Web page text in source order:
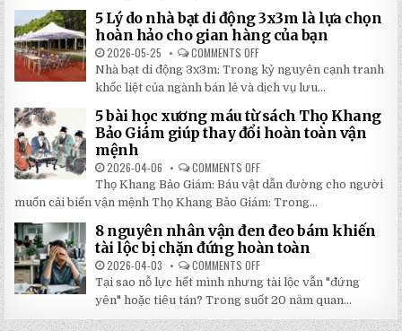
RẺ
TẠI
NHẬT
ĐÔNG
SINH
100
TRANG
MỚI
2026:
GIẢM
GIÁ
SỐ
TẬN
GỐC
TẠI
NHẬT
5 Lý do nhà bạt di động 3x3m là lựa chọn
hoàn hảo cho gian hàng của bạn
2026-05-25 COMMENTS OFF
5
LÝ
DO
NHÀ
BẠT
DI
ĐỘNG
3X3M
LỰA
HOÀN
HẢO
CHO
HÀNG
CỦA
BẠN
Nhà bạt di động 3x3m: Trong kỷ nguyên cạnh tranh
khốc liệt của ngành bán lẻ và dịch vụ lưu...
5 bài học xương máu từ sách Thọ Khang
Bảo Giám giúp thay đổi hoàn toàn vận
mệnh
2026-04-06 COMMENTS OFF
5
BÀI
HỌC
XƯƠNG
MÁU
TỪ
SÁCH
THỌ
BẢO
GIÁM
GIÚP
THAY
ĐỔI
Thọ Khang Bảo Giám: Báu vật dẫn đường cho người
muốn cải biến vận mệnh Thọ Khang Bảo Giám: Trong...
8 nguyên nhân vận đen đeo bám khiến
tài lộc bị chặn đứng hoàn toàn
2026-04-03 COMMENTS OFF
8
NGUYÊN
NHÂN
VẬN
ĐEN
Tại sao nỗ lực hết mình nhưng tài lộc vẫn "đứng
yên" hoặc tiêu tán? Trong suốt 20 năm quan...